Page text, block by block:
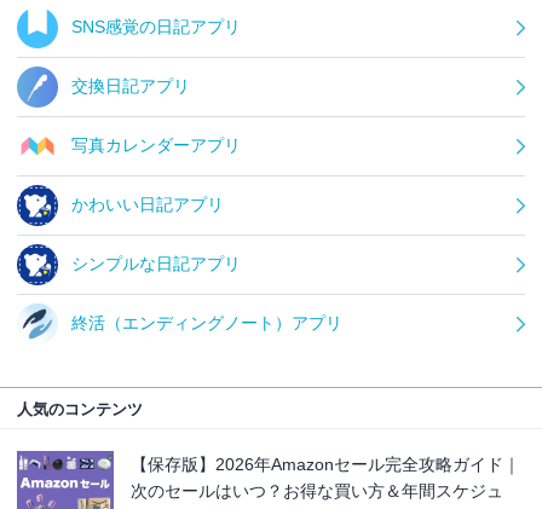
SNS感覚の日記アプリ
交換日記アプリ
写真カレンダーアプリ
かわいい日記アプリ
シンプルな日記アプリ
終活（エンディングノート）アプリ
人気のコンテンツ
【保存版】2026年Amazonセール完全攻略ガイド｜
次のセールはいつ？お得な買い方＆年間スケジュ